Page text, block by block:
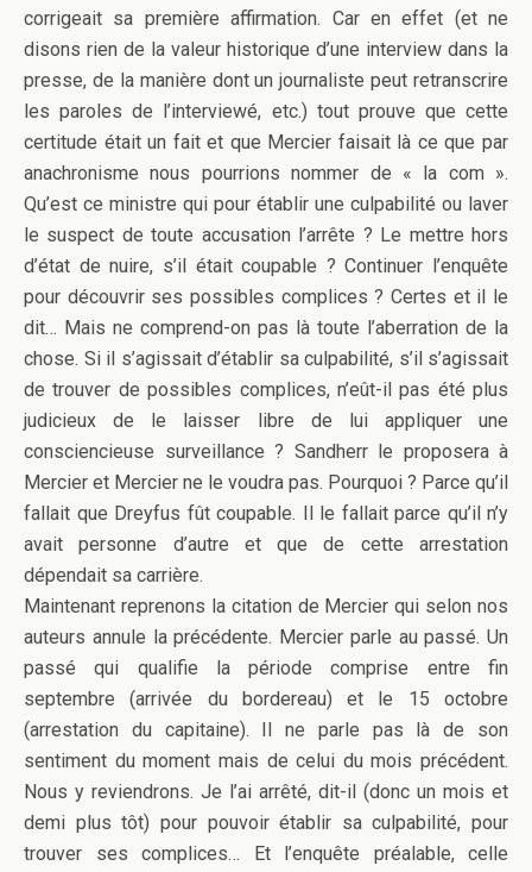
corrigeait sa première affirmation. Car en effet (et ne
disons rien de la valeur historique d’une interview dans la
presse, de la manière dont un journaliste peut retranscrire
les paroles de l’interviewé, etc.) tout prouve que cette
certitude était un fait et que Mercier faisait là ce que par
anachronisme nous pourrions nommer de « la com ».
Qu’est ce ministre qui pour établir une culpabilité ou laver
le suspect de toute accusation l’arrête ? Le mettre hors
d’état de nuire, s’il était coupable ? Continuer l’enquête
pour découvrir ses possibles complices ? Certes et il le
dit… Mais ne comprend-on pas là toute l’aberration de la
chose. Si il s’agissait d’établir sa culpabilité, s’il s’agissait
de trouver de possibles complices, n’eût-il pas été plus
judicieux de le laisser libre de lui appliquer une
consciencieuse surveillance ? Sandherr le proposera à
Mercier et Mercier ne le voudra pas. Pourquoi ? Parce qu’il
fallait que Dreyfus fût coupable. Il le fallait parce qu’il n’y
avait personne d’autre et que de cette arrestation
dépendait sa carrière.
Maintenant reprenons la citation de Mercier qui selon nos
auteurs annule la précédente. Mercier parle au passé. Un
passé qui qualifie la période comprise entre fin
septembre (arrivée du bordereau) et le 15 octobre
(arrestation du capitaine). Il ne parle pas là de son
sentiment du moment mais de celui du mois précédent.
Nous y reviendrons. Je l’ai arrêté, dit-il (donc un mois et
demi plus tôt) pour pouvoir établir sa culpabilité, pour
trouver ses complices… Et l’enquête préalable, celle